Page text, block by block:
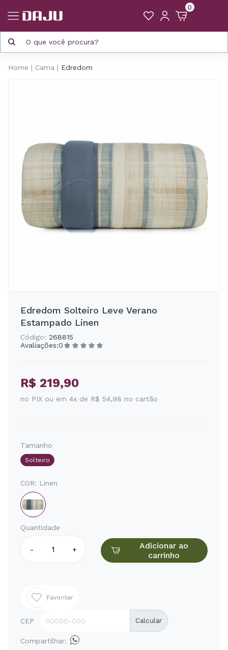
0
Home Cama Edredom
Edredom Solteiro Leve Verano
Estampado Linen
Código: 268815
Avaliações:0
R$ 219,90
no PIX ou em 4x de R$ 54,98 no cartão
Tamanho
Solteiro
COR: Linen
Quantidade
- +
Adicionar ao
carrinho
Favoritar
CEP Calcular
Compartilhar: